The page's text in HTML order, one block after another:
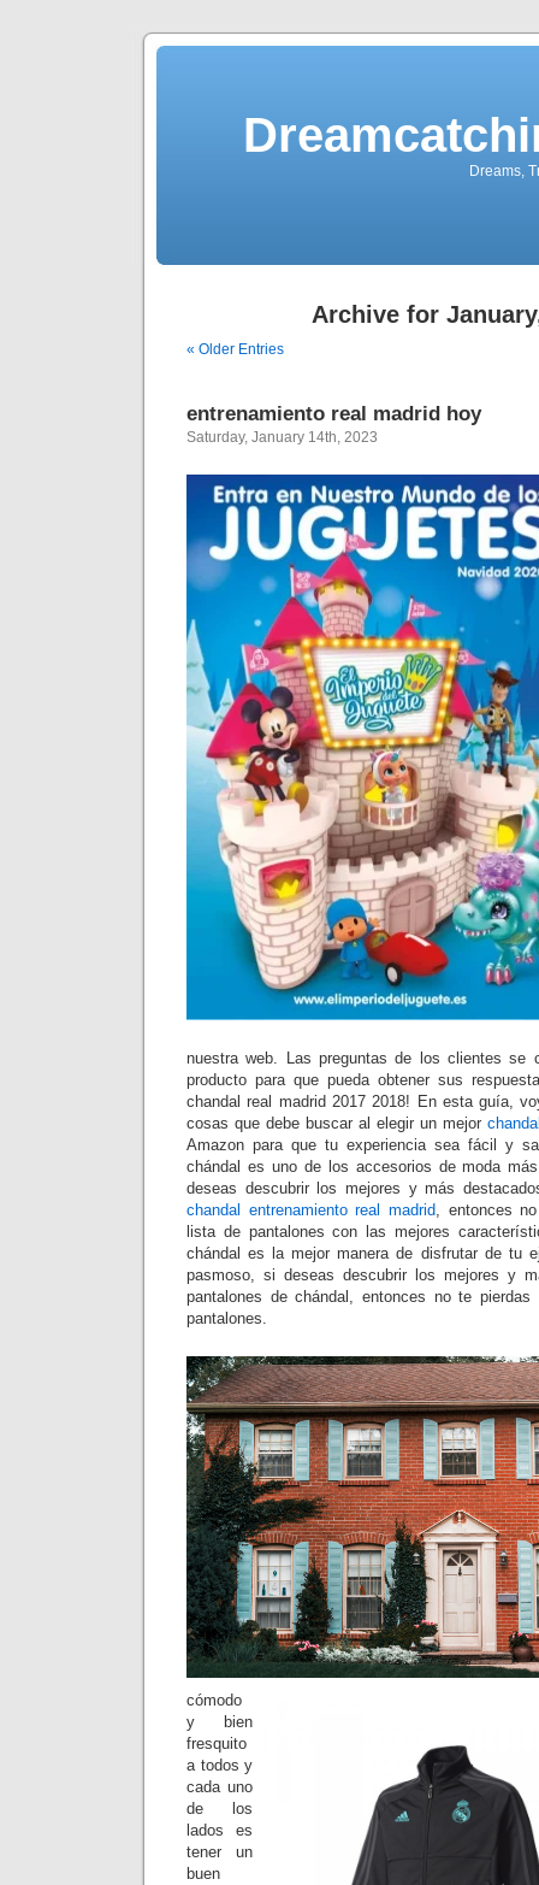
Dreams,
Archive for
« Older Entries
entrenamiento real madrid hoy
Saturday, January 14th, 2023
nuestra web. Las preguntas de los clientes se
producto para que pueda obtener sus
chandal real madrid 2017 2018! En esta guía,
cosas que debe buscar al elegir un mejor
Amazon para que tu experiencia sea fácil y
chándal es uno de los accesorios de moda
deseas descubrir los mejores y más
chandal entrenamiento real madrid, entonces
lista de pantalones con las mejores
chándal es la mejor manera de disfrutar de tu
pasmoso, si deseas descubrir los mejores y
pantalones de chándal, entonces no te
pantalones.
cómodo
y bien
fresquito
a todos y
cada uno
de los
lados es
tener un
buen